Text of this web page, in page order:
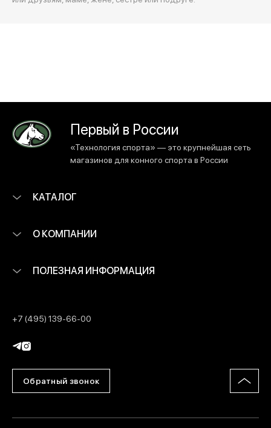
Первый в России
«Технология спорта» — это крупнейшая сеть
магазинов для конного спорта в России
КАТАЛОГ
О КОМПАНИИ
ПОЛЕЗНАЯ ИНФОРМАЦИЯ
+7 (495) 139-66-00
Обратный звонок